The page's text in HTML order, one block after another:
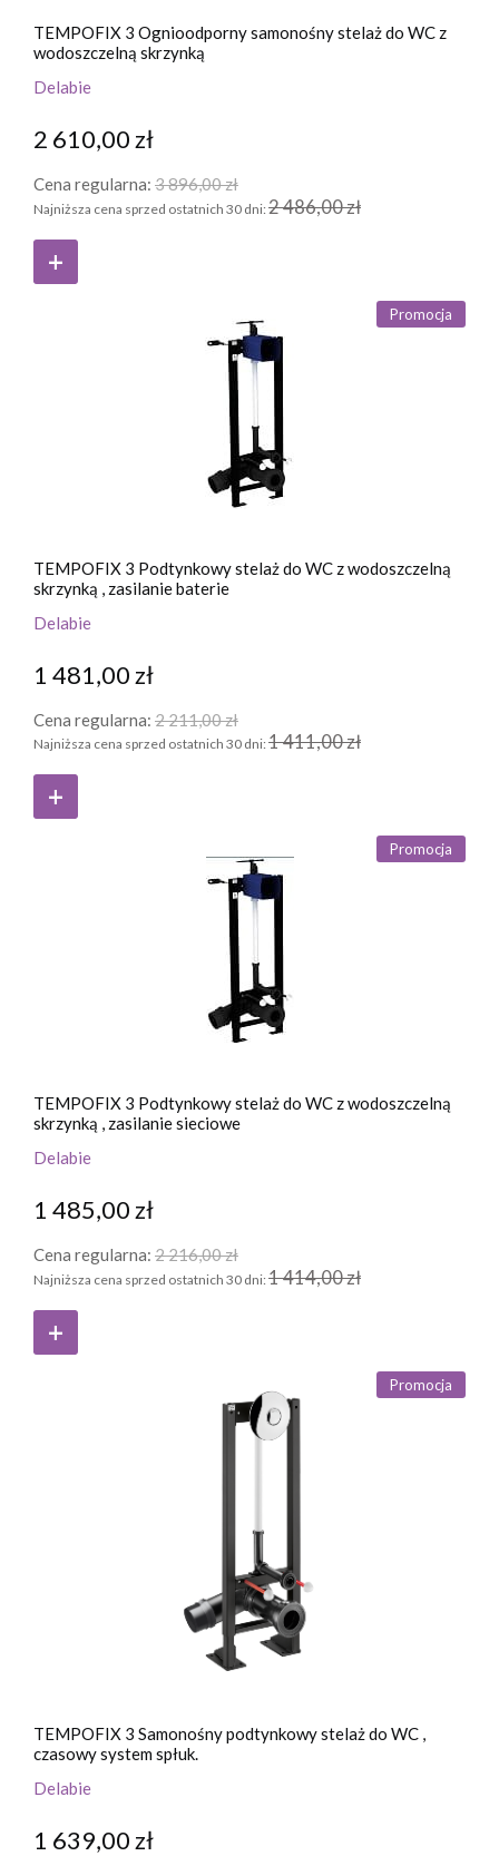
TEMPOFIX 3 Ognioodporny samonośny stelaż do WC z
wodoszczelną skrzynką
Delabie
2 610,00 zł
Cena regularna: 3 896,00 zł
Najniższa cena sprzed ostatnich 30 dni: 2 486,00 zł
TEMPOFIX 3 Podtynkowy stelaż do WC z wodoszczelną
skrzynką , zasilanie baterie
Delabie
1 481,00 zł
Cena regularna: 2 211,00 zł
Najniższa cena sprzed ostatnich 30 dni: 1 411,00 zł
Promocja
TEMPOFIX 3 Podtynkowy stelaż do WC z wodoszczelną
skrzynką , zasilanie sieciowe
Delabie
1 485,00 zł
Cena regularna: 2 216,00 zł
Najniższa cena sprzed ostatnich 30 dni: 1 414,00 zł
Promocja
TEMPOFIX 3 Samonośny podtynkowy stelaż do WC ,
czasowy system spłuk.
Delabie
1 639,00 zł
Promocja